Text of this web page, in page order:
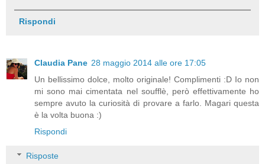
Rispondi
Claudia Pane 28 maggio 2014 alle ore 17:05
Un bellissimo dolce, molto originale! Complimenti :D Io non
mi sono mai cimentata nel soufflè, però effettivamente ho
sempre avuto la curiosità di provare a farlo. Magari questa
è la volta buona :)
Rispondi
Risposte